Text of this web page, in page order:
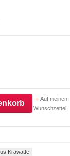
Auf meinen
Wunschzettel
Krawatte